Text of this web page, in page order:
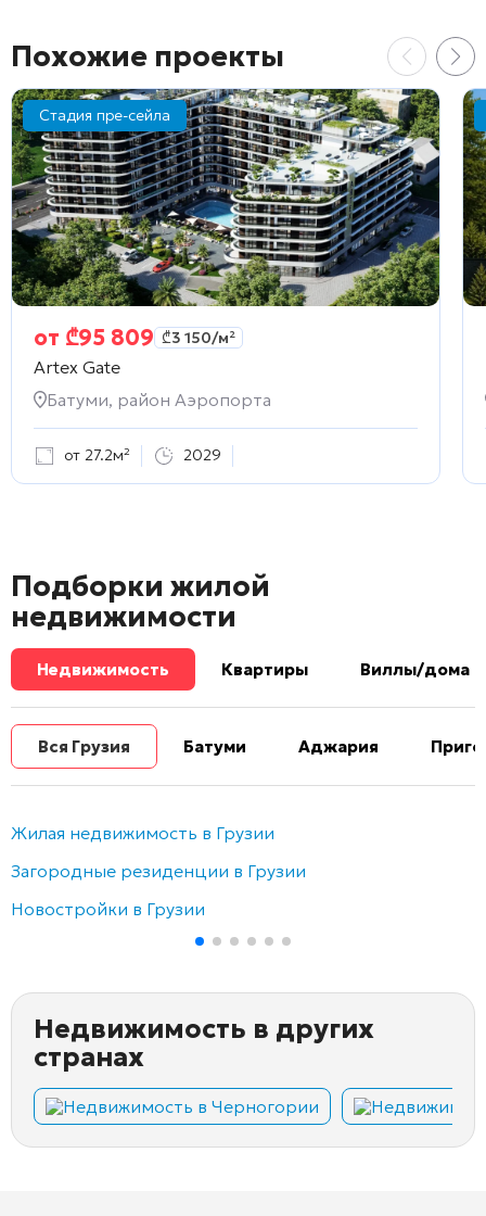
Похожие проекты
Стадия пре-сейла
от ₾95 809 ₾3 150/м²
Artex Gate
Батуми, район Аэропорта
от 27.2м² 2029
Подборки жилой
недвижимости
Недвижимость Квартиры Виллы/дома
Вся Грузия Батуми Аджария
Жилая недвижимость в Грузии
Загородные резиденции в Грузии
Новостройки в Грузии
Недвижимость в других
странах
Недвижимость в Черногории